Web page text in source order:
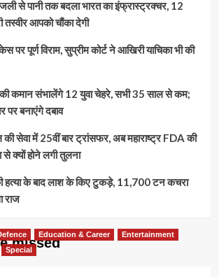
से पानी तक बदला भारत का इंफ्रास्ट्रक्चर, 12
तस्वीर आपको चौंका देगी
पर पूर्ण विराम, सुप्रीम कोर्ट ने आखिरी याचिका भी की
की कमान संभालेंगे 12 युवा चेहरे, सभी 35 साल से कम;
पर बनाएंगे दबाव
सेवा में 25वीं बार ट्रांसफर, अब महाराष्ट्र FDA की
क्यों होने लगी तुलना
हत्या के बाद लाश के किए टुकड़े, 11,700 टन कचरा
राज
missed
Education & Career
Entertainment
Special